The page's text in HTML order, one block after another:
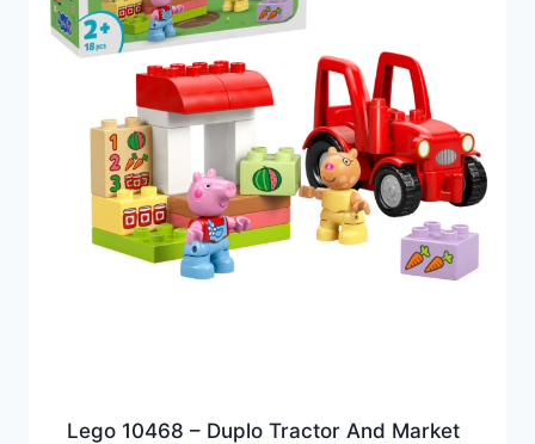
Lego 10468 – Duplo Tractor And Market